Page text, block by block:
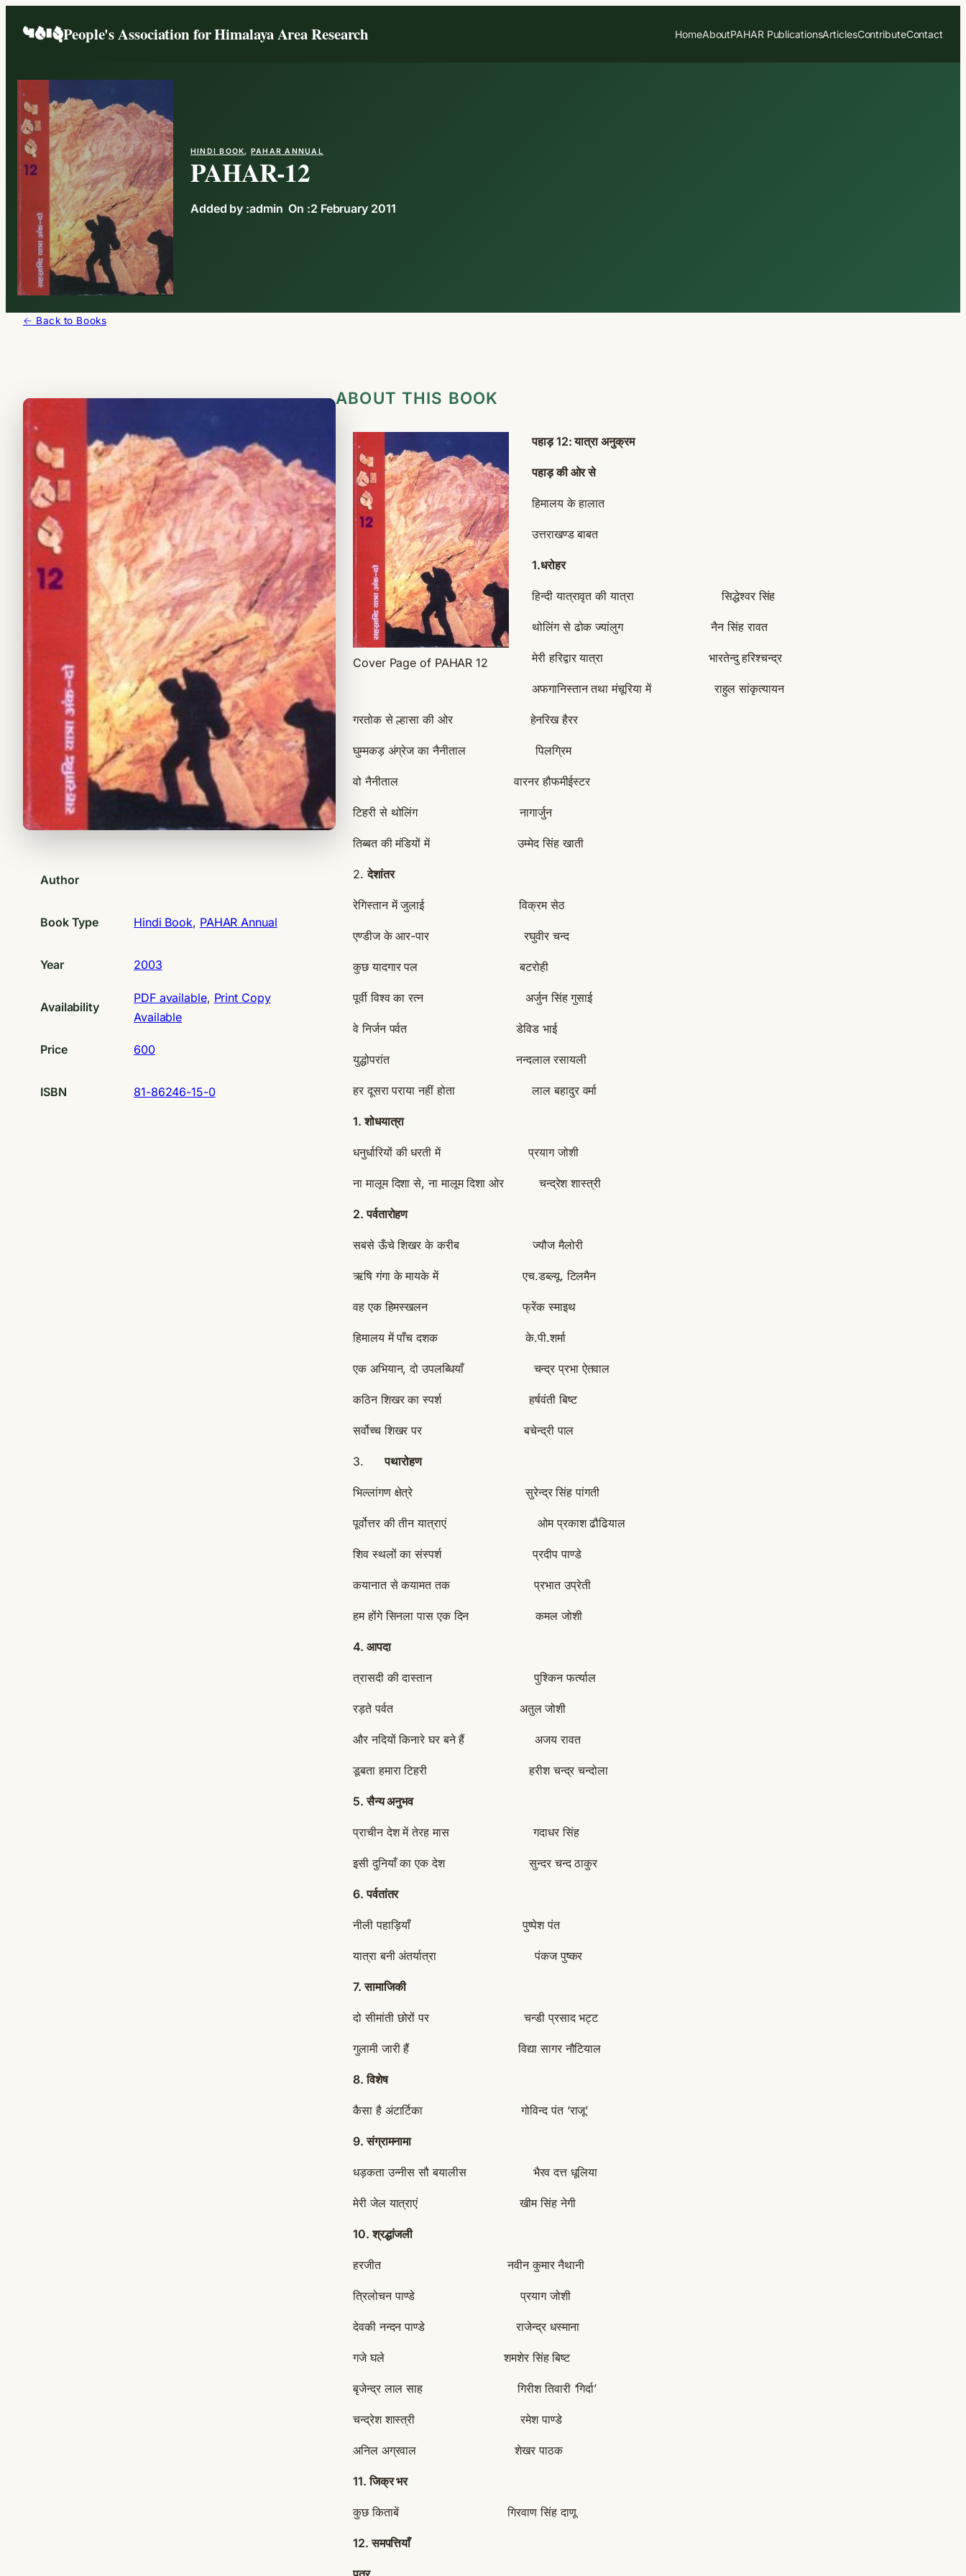
People's Association for Himalaya Area Research HomeAboutPAHAR PublicationsArticlesContributeContact
HINDI BOOK, PAHAR ANNUAL
PAHAR-12
Added by :admin On :2 February 2011
← Back to Books
Author
Book Type Hindi Book, PAHAR Annual
Year 2003
Availability
PDF available, Print Copy
Available
Price 600
ISBN 81-86246-15-0
ABOUT THIS BOOK
Cover Page of PAHAR 12
पहाड़ 12: यात्रा अनुक्रम
पहाड़ की ओर से
हिमालय के हालात
उत्तराखण्ड बाबत
1.धरोहर
हिन्दी यात्रावृत की यात्रा सिद्धेश्वर सिंह
थोलिंग से ढोक ज्यांलुग नैन सिंह रावत
मेरी हरिद्वार यात्रा भारतेन्दु हरिश्चन्द्र
अफगानिस्तान तथा मंचूरिया में राहुल सांकृत्यायन
गरतोक से ल्हासा की ओर हेनरिख हैरर
घुम्मकड़ अंग्रेज का नैनीताल पिलग्रिम
वो नैनीताल वारनर हौफमीईस्टर
टिहरी से थोलिंग नागार्जुन
तिब्बत की मंडियों में उम्मेद सिंह खाती
2.देशांतर
रेगिस्तान में जुलाई विक्रम सेठ
एण्डीज के आर-पार रघुवीर चन्द
कुछ यादगार पल बटरोही
पूर्वी विश्व का रत्न अर्जुन सिंह गुसाई
वे निर्जन पर्वत डेविड भाई
युद्धोपरांत नन्दलाल रसायली
हर दूसरा पराया नहीं होता लाल बहादुर वर्मा
1.शोधयात्रा
धनुर्धारियों की धरती में प्रयाग जोशी
ना मालूम दिशा से, ना मालूम दिशा ओर चन्द्रेश शास्त्री
2.पर्वतारोहण
सबसे ऊँचे शिखर के करीब ज्यौज मैलोरी
ऋषि गंगा के मायके में एच.डब्ल्यू. टिलमैन
वह एक हिमस्खलन फ्रेंक स्माइथ
हिमालय में पाँच दशक के.पी.शर्मा
एक अभियान, दो उपलब्धियाँ चन्द्र प्रभा ऐतवाल
कठिन शिखर का स्पर्श हर्षवंती बिष्ट
सर्वोच्च शिखर पर बचेन्द्री पाल
3.पथारोहण
भिल्लांगण क्षेत्रे सुरेन्द्र सिंह पांगती
पूर्वोत्तर की तीन यात्राएं ओम प्रकाश ढौढियाल
शिव स्थलों का संस्पर्श प्रदीप पाण्डे
कयानात से कयामत तक प्रभात उप्रेती
हम होंगे सिनला पास एक दिन कमल जोशी
4. आपदा
त्रासदी की दास्तान पुश्किन फर्त्याल
रड़ते पर्वत अतुल जोशी
और नदियों किनारे घर बने हैं अजय रावत
डूबता हमारा टिहरी हरीश चन्द्र चन्दोला
5.सैन्य अनुभव
प्राचीन देश में तेरह मास गदाधर सिंह
इसी दुनियाँ का एक देश सुन्दर चन्द ठाकुर
6.पर्वतांतर
नीली पहाड़ियाँ पुष्पेश पंत
यात्रा बनी अंतर्यात्रा पंकज पुष्कर
7.सामाजिकी
दो सीमांती छोरों पर चन्डी प्रसाद भट्ट
गुलामी जारी हैं विद्या सागर नौटियाल
8.विशेष
कैसा है अंटार्टिका गोविन्द पंत ‘राजू’
9.संग्रामनामा
धड़कता उन्नीस सौ बयालीस भैरव दत्त धूलिया
मेरी जेल यात्राएं खीम सिंह नेगी
10.श्रद्धांजली
हरजीत नवीन कुमार नैथानी
त्रिलोचन पाण्डे प्रयाग जोशी
देवकी नन्दन पाण्डे राजेन्द्र धस्माना
गजे घले शमशेर सिंह बिष्ट
बृजेन्द्र लाल साह गिरीश तिवारी ‘गिर्दा’
चन्द्रेश शास्त्री रमेश पाण्डे
अनिल अग्रवाल शेखर पाठक
11.जिक्र भर
कुछ किताबें गिरवाण सिंह दाणू
12.समपत्तियाँ